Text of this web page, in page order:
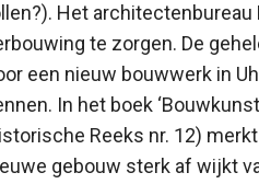
Het
te zorgen. De
een nieuw bouwwerk in
In het boek
Reeks nr. 12)
gebouw sterk af wijkt